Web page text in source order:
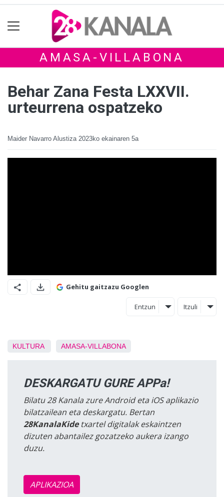
AMASA-VILLABONA
Behar Zana Festa LXXVII.
urteurrena ospatzeko
Maider Navarro Alustiza 2023ko ekainaren 5a
Gehitu gaitzazu Googlen
Entzun Itzuli
KULTURA AMASA-VILLABONA
DESKARGATU GURE APPa!
Bilatu 28 Kanala zure Android eta iOS aplikazio
bilatzailean eta deskargatu. Bertan
28KanalaKidetxartel digitalak eskaintzen
dizuten abantailez gozatzeko aukera izango
duzu.
APLIKAZIOA